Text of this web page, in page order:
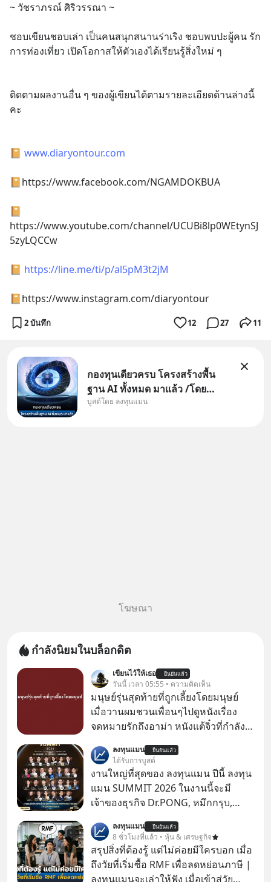
~ วัชราภรณ์ ศิริวรรณา ~
ชอบเขียนชอบเล่า เป็นคนสนุกสนานร่าเริง ชอบพบปะผู้คน รัก
การท่องเที่ยว เปิดโอกาสให้ตัวเองได้เรียนรู้สิ่งใหม่ ๆ
ติดตามผลงานอื่น ๆ ของผู้เขียนได้ตามรายละเอียดด้านล่างนี้
คะ
📔 www.diaryontour.com
📔https://www.facebook.com/NGAMDOKBUA
📔
https://www.youtube.com/channel/UCUBi8lp0WEtynSJ
5zyLQCCw
📔 https://line.me/ti/p/al5pM3t2jM
📔https://www.instagram.com/diaryontour
2 บันทึก 12 27 11
กองทุนเดียวครบ โครงสร้างพื้น
ฐาน AI ทั้งหมด มาแล้ว /โดย
ลงทุนแมน AI Supercycle คือช่วง
บูสต์โดย ลงทุนแมน
โฆษณา
กำลังนิยมในบล็อกดิต
เขียนไว้ให้เธอ ยืนยันแล้ว
วันนี้ เวลา 05:55 • ความคิดเห็น
มนุษย์รุ่นสุดท้ายที่ถูกเลี้ยงโดยมนุษย์
เมื่อวานผมชวนเพื่อนๆไปดูหนังเรื่อง
จดหมายรักถึงอาม่า หนังแต้จิ๋วที่กำลัง
ป๊าผมเห็นโปสเตอร์หนังเรื่องนี้หลาย
เดือนก่อนและอยากดูมาก ด้วยเพราะว่า
อากงก็มาจากเมืองจีน ป๊าก็พูดแต้จิ๋วได้
มีเรื่องราวมีความผูกพันที่ได้ยินตั้งแต่
ลงทุนแมน ยืนยันแล้ว
ได้รับการบูสต์
งานใหญ่ที่สุดของ ลงทุนแมน ปีนี้ ลงทุน
แมน SUMMIT 2026 ในงานนี้จะมี
เจ้าของธุรกิจ Dr.PONG, หมึกกรุบ,
Fastwork, MizuMi, KARMART, อิชิตัน
มาแชร์ความรู้การสร้างธุรกิจ
ลงทุนแมน ยืนยันแล้ว
8 ชั่วโมงที่แล้ว • หุ้น & เศรษฐกิจ
สรุปสิ่งที่ต้องรู้ แต่ไม่ค่อยมีใครบอก เมื่อ
ถึงวัยที่เริ่มซื้อ RMF เพื่อลดหย่อนภาษี |
ลงทุนแมนจะเล่าให้ฟัง เมื่อเข้าสู่วัย